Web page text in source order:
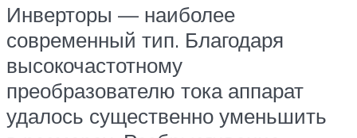
Инверторы — наиболее
современный тип. Благодаря
высокочастотному
преобразователю тока аппарат
удалось существенно уменьшить